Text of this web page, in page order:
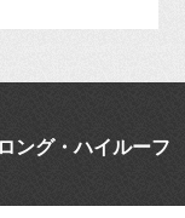
ング・ハイルーフ